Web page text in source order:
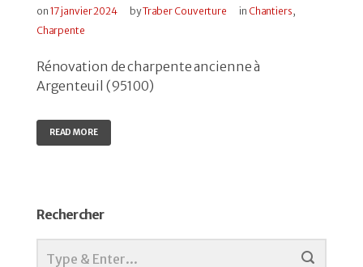
on 17 janvier 2024 byTraber Couverture in Chantiers,
Charpente
Rénovation de charpente ancienne à
Argenteuil (95100)
READ MORE
Rechercher